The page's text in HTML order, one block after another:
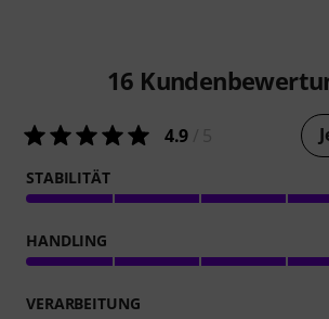
16
4.9
STABILITÄT
HANDLING
VERARBEITUNG